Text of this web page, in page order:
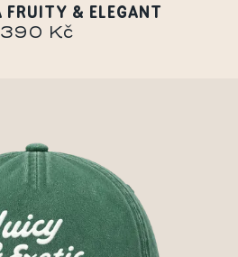
& ELEGANT
390 Kč